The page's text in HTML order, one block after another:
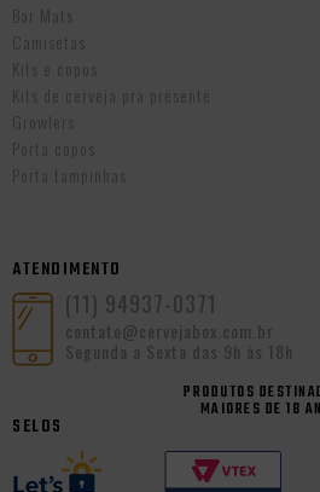
Bar Mats
Camisetas
Kits e copos
Kits de cerveja pra presente
Growlers
Porta copos
Porta tampinhas
ATENDIMENTO
(11) 94937-0371
contato@cervejabox.com.br
Segunda a Sexta das 9h às 18h
PRODUTOS
MAIORES DE 18
SELOS